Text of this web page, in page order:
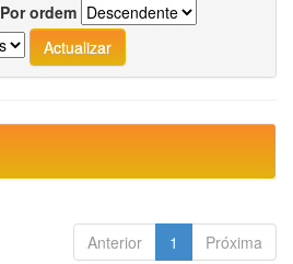
Por ordem
Anterior 1 Próxima